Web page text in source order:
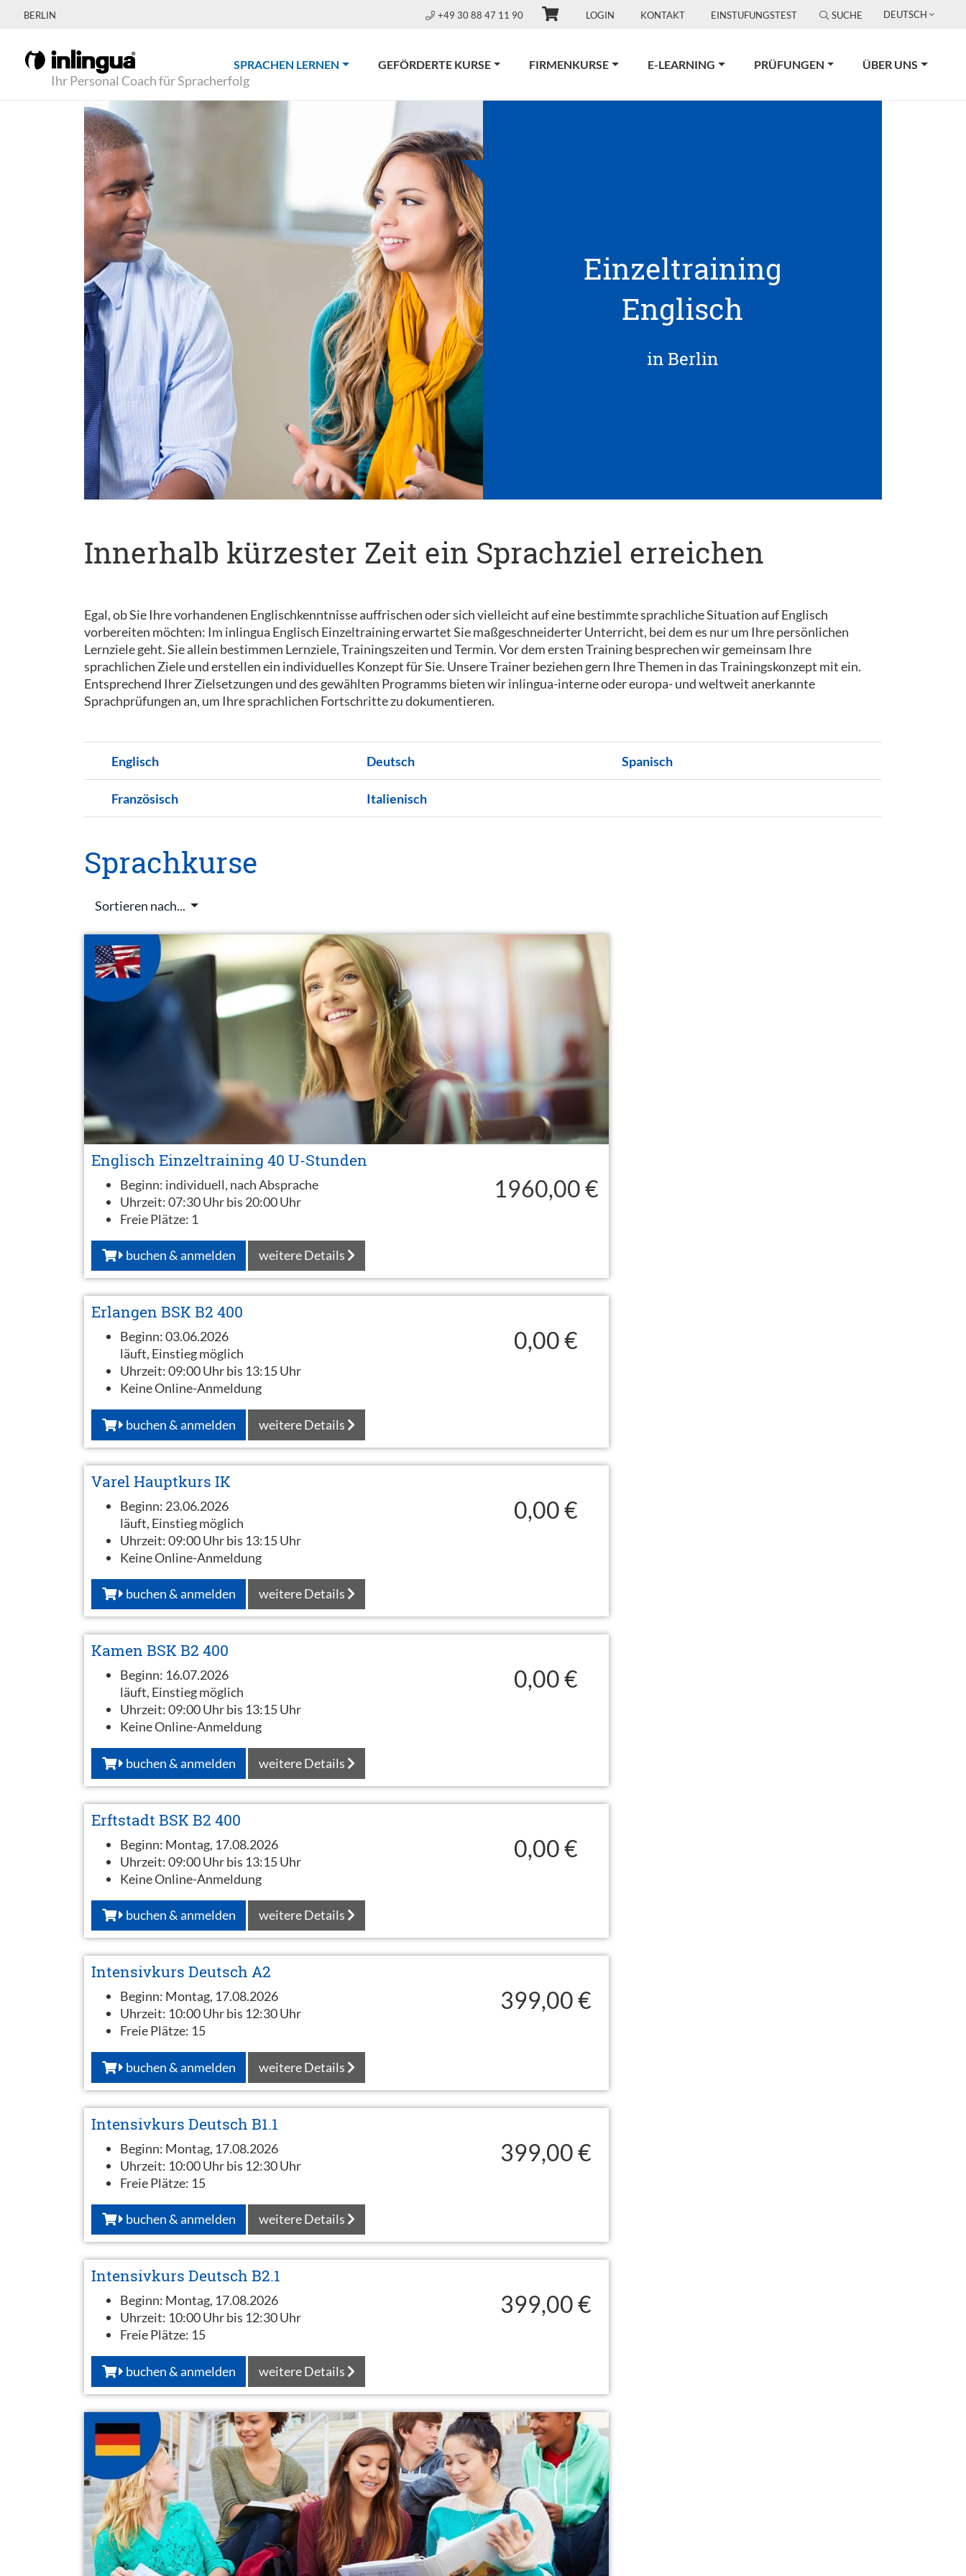
BERLIN +49 30 88 47 11 90 LOGIN KONTAKT EINSTUFUNGSTEST SUCHE DEUTSCH
Ihr Personal Coach für Spracherfolg
SPRACHEN LERNEN(CURRENT)GEFÖRDERTE KURSE FIRMENKURSE E-LEARNING PRÜFUNGEN ÜBER UNS
Einzeltraining
Englisch
in Berlin
Innerhalb kürzester Zeit ein Sprachziel erreichen
Egal, ob Sie Ihre vorhandenen Englischkenntnisse auffrischen oder sich vielleicht auf eine bestimmte sprachliche Situation auf Englisch
vorbereiten möchten: Im inlingua Englisch Einzeltraining erwartet Sie maßgeschneiderter Unterricht, bei dem es nur um Ihre persönlichen
Lernziele geht. Sie allein bestimmen Lernziele, Trainingszeiten und Termin. Vor dem ersten Training besprechen wir gemeinsam Ihre
sprachlichen Ziele und erstellen ein individuelles Konzept für Sie. Unsere Trainer beziehen gern Ihre Themen in das Trainingskonzept mit ein.
Entsprechend Ihrer Zielsetzungen und des gewählten Programms bieten wir inlingua-interne oder europa- und weltweit anerkannte
Sprachprüfungen an, um Ihre sprachlichen Fortschritte zu dokumentieren.
Englisch Deutsch Spanisch
Französisch Italienisch
Sprachkurse
Sortieren nach...
Englisch Einzeltraining 40 U-Stunden
Beginn: individuell, nach Absprache
Uhrzeit:07:30 Uhr bis 20:00 Uhr
Freie Plätze: 1
1960,00 €
buchen & anmelden weitere Details
Erlangen BSK B2 400
Beginn:03.06.2026
läuft, Einstieg möglich
Uhrzeit:09:00 Uhr bis 13:15 Uhr
Keine Online-Anmeldung
0,00 €
buchen & anmelden weitere Details
Varel Hauptkurs IK
Beginn: 23.06.2026
läuft, Einstieg möglich
Uhrzeit:09:00 Uhr bis 13:15 Uhr
Keine Online-Anmeldung
0,00 €
buchen & anmelden weitere Details
Kamen BSK B2 400
Beginn: 16.07.2026
läuft, Einstieg möglich
Uhrzeit:09:00 Uhr bis 13:15 Uhr
Keine Online-Anmeldung
0,00 €
buchen & anmelden weitere Details
Erftstadt BSK B2 400
Beginn: Montag, 17.08.2026
Uhrzeit:09:00 Uhr bis 13:15 Uhr
Keine Online-Anmeldung
0,00 €
buchen & anmelden weitere Details
Intensivkurs Deutsch A2
Beginn: Montag, 17.08.2026
Uhrzeit: 10:00 Uhr bis 12:30 Uhr
Freie Plätze: 15
399,00 €
buchen & anmelden weitere Details
Intensivkurs Deutsch B1.1
Beginn: Montag, 17.08.2026
Uhrzeit: 10:00 Uhr bis 12:30 Uhr
Freie Plätze: 15
399,00 €
buchen & anmelden weitere Details
Intensivkurs Deutsch B2.1
Beginn: Montag, 17.08.2026
Uhrzeit: 10:00 Uhr bis 12:30 Uhr
Freie Plätze: 15
399,00 €
buchen & anmelden weitere Details